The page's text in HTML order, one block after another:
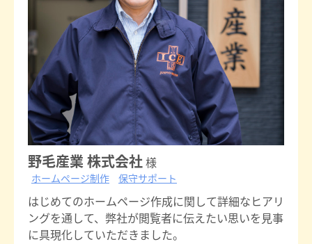
野毛産業 株式会社様
ホームページ制作 保守サポート
はじめてのホームページ作成に関して詳細なヒアリ
ングを通して、弊社が閲覧者に伝えたい思いを見事
に具現化していただきました。